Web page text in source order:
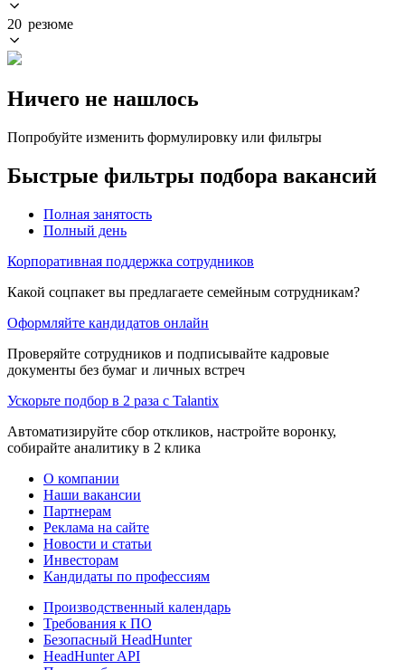
20 резюме
Ничего не нашлось
Попробуйте изменить формулировку или фильтры
Быстрые фильтры подбора вакансий
Полная занятость
Полный день
Корпоративная поддержка сотрудников
Какой соцпакет вы предлагаете семейным сотрудникам?
Оформляйте кандидатов онлайн
Проверяйте сотрудников и подписывайте кадровые
документы без бумаг и личных встреч
Ускорьте подбор в 2 раза с Talantix
Автоматизируйте сбор откликов, настройте воронку,
собирайте аналитику в 2 клика
О компании
Наши вакансии
Партнерам
Реклама на сайте
Новости и статьи
Инвесторам
Кандидаты по профессиям
Производственный календарь
Требования к ПО
Безопасный HeadHunter
HeadHunter API